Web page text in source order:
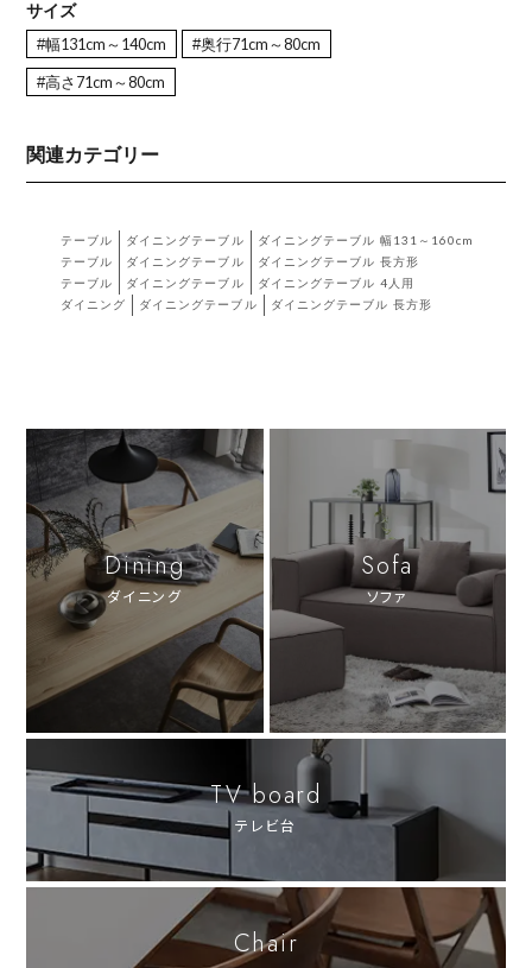
サイズ
#幅131cm～140cm #奥行71cm～80cm
#高さ71cm～80cm
関連カテゴリー
テーブル ダイニングテーブル
ダイニングテーブル 幅131～160cm
テーブル
ダイニングテーブル
ダイニングテーブル 長方形
テーブル
ダイニングテーブル
ダイニングテーブル 4人用
ダイニング
ダイニングテーブル ダイニングテーブル 長方形
Dining
ダイニング
Sofa
ソファ
TV board
テレビ台
Chair